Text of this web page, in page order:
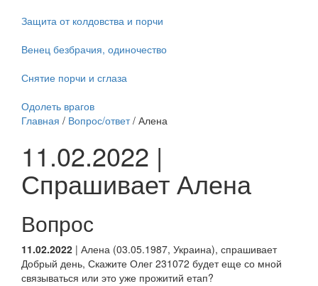
Защита от колдовства и порчи
Венец безбрачия, одиночество
Снятие порчи и сглаза
Одолеть врагов
Главная / Вопрос/ответ/ Алена
11.02.2022 |
Спрашивает Алена
Вопрос
11.02.2022 | Алена (03.05.1987, Украина), спрашивает
Добрый день, Скажите Олег 231072 будет еще со мной
связываться или это уже прожитий етап?